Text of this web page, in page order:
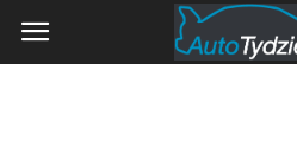
AutoTydzien.pl